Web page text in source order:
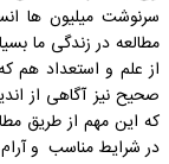
سرنوشت میلیون ها
مطالعه در زندگی ما
از علم و استعداد هم
صحیح نیز آگاهی از
که این مهم از طریق
در شرایط مناسب و